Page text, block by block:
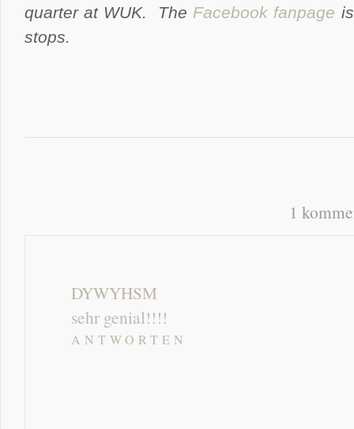
quarter at WUK. The Facebook fanpage
stops.
1
DYWYHSM
sehr genial!!!!
ANTWORTEN